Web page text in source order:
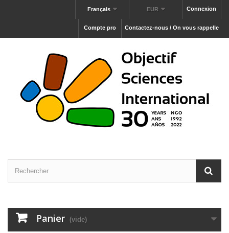
Connexion
EUR
Français
Contactez-nous / On vous rappelle
Compte pro
Panier (vide)